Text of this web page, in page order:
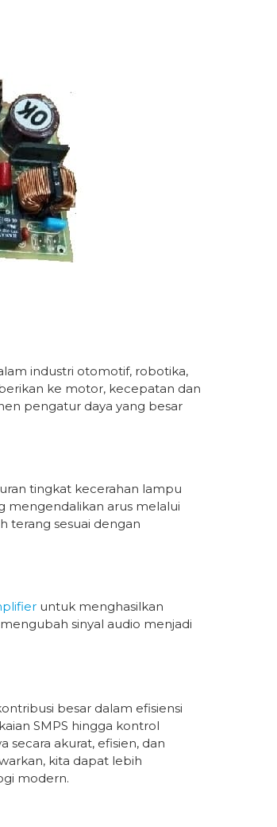
industri otomotif, robotika,
ke motor, kecepatan dan
pengatur daya yang besar
tingkat kecerahan lampu
mengendalikan arus melalui
terang sesuai dengan
untuk menghasilkan
sinyal audio menjadi
besar dalam efisiensi
SMPS hingga kontrol
akurat, efisien, dan
kita dapat lebih
modern.